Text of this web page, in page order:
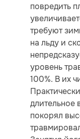
повредить
требуют
на льду и
уровень
100%. В их
длительное
покорял